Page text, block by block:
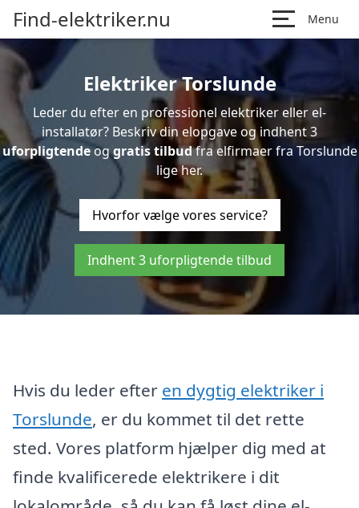
Find-elektriker.nu Menu
Elektriker Torslunde
Leder du efter en professionel elektriker eller el-
installatør? Beskriv din elopgave og indhent 3
uforpligtendeoggratis tilbudfra elfirmaer fra Torslunde
lige her.
Hvorfor vælge vores service?
Indhent 3 uforpligtende tilbud
Hvis du leder efter en dygtig elektriker i
Torslunde, er du kommet til det rette
sted. Vores platform hjælper dig med at
finde kvalificerede elektrikere i dit